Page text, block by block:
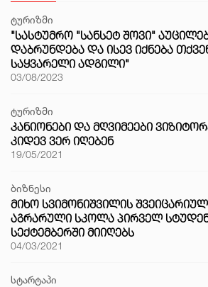
ტურიზმი
"ᲡᲐᲡᲢᲣᲛᲠᲝ "ᲡᲐᲜᲡᲔᲢ ᲨᲝᲕᲘ"
ᲓᲐᲑᲠᲣᲜᲓᲔᲑᲐ ᲓᲐ ᲘᲡᲔᲕ ᲘᲥᲜᲔᲑᲐ
ᲡᲐᲧᲕᲐᲠᲔᲚᲘ ᲐᲓᲒᲘᲚᲘ"
03/08/2023
ტურიზმი
ᲙᲐᲜᲘᲝᲜᲔᲑᲘ ᲓᲐ ᲛᲦᲕᲘᲛᲔᲔᲑᲘ
ᲙᲘᲓᲔᲕ ᲕᲔᲠ ᲘᲦᲔᲑᲔᲜ
19/05/2021
ბიზნესი
ᲛᲘᲮᲝ ᲡᲕᲘᲛᲝᲜᲘᲨᲕᲘᲚᲘᲡ
ᲐᲒᲠᲐᲠᲣᲚᲘ ᲡᲙᲝᲚᲐ ᲞᲘᲠᲕᲔᲚ
ᲡᲔᲥᲢᲔᲛᲑᲔᲠᲨᲘ ᲛᲘᲘᲦᲔᲑᲡ
04/03/2021
სტარტაპი